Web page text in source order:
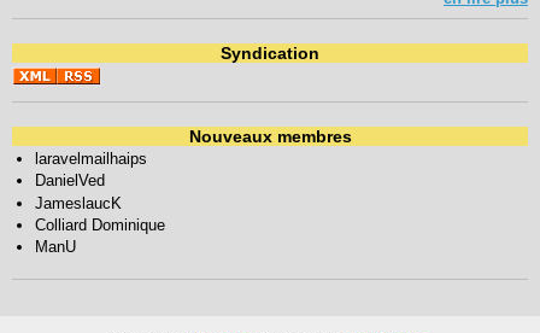
Syndication
Nouveaux membres
laravelmailhaips
DanielVed
JameslaucK
Colliard Dominique
ManU